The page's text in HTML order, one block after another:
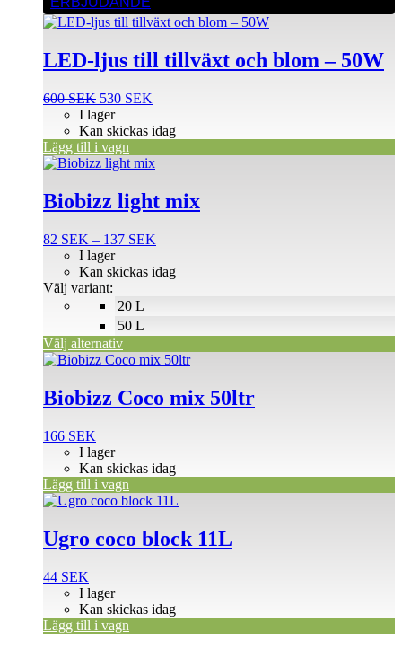
LED-ljus till tillväxt och blom – 50W
600SEK Det
ursprungliga
priset
var:
600 SEK.
530 SEK
priset
530 SEK.
I lager
Kan skickas idag
Lägg till i vagn
Biobizz light mix
82 SEK – 137 SEK
till
20 L
50 L
I lager
Kan skickas idag
Välj variant:
Välj alternativ
Den
produkten
har
varianter.
olika
alternativen
på
produktsidan
Biobizz Coco mix 50ltr
166 SEK
I lager
Kan skickas idag
Lägg till i vagn
Ugro coco block 11L
44 SEK
I lager
Kan skickas idag
Lägg till i vagn